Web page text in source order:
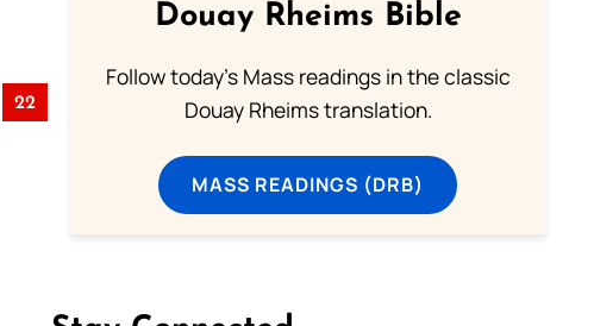
22
Douay Rheims Bible
Follow today's Mass readings in the classic
Douay Rheims translation.
MASS READINGS (DRB)